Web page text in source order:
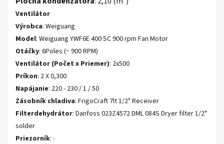
Ventilátor
Výrobca: Weiguang
Model: Weiguang YWF6E 400 SC 900 rpm Fan Motor
Otáčky: 6Poles (~ 900 RPM)
Ventilátor (Počet x Priemer): 2x500
Príkon: 2 X 0,300
Napájanie: 220 - 230 / 1 / 50
Zásobník chladiva: FrigoCraft 7lt 1/2" Receiver
Filterdehydrátor: Danfoss 023Z4572 DML 084S Dryer filter 1/2"
solder
Priezorník: -